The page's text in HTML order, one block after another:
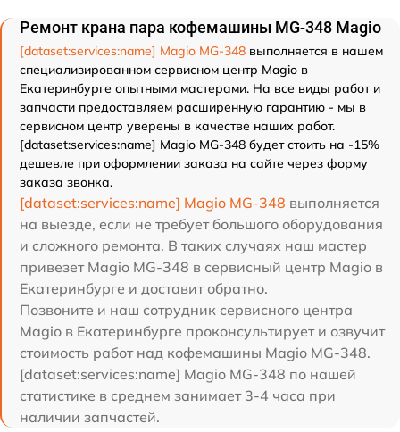
Ремонт крана пара кофемашины MG-348 Magio
[dataset:services:name] Magio MG-348 выполняется в нашем
специализированном сервисном центр Magio в
Екатеринбурге опытными мастерами. На все виды работ и
запчасти предоставляем расширенную гарантию - мы в
сервисном центр уверены в качестве наших работ.
[dataset:services:name] Magio MG-348 будет стоить на -15%
дешевле при оформлении заказа на сайте через форму
заказа звонка.
[dataset:services:name] Magio MG-348 выполняется
на выезде, если не требует большого оборудования
и сложного ремонта. В таких случаях наш мастер
привезет Magio MG-348 в сервисный центр Magio в
Екатеринбурге и доставит обратно.
Позвоните и наш сотрудник сервисного центра
Magio в Екатеринбурге проконсультирует и озвучит
стоимость работ над кофемашины Magio MG-348.
[dataset:services:name] Magio MG-348 по нашей
статистике в среднем занимает 3-4 часа при
наличии запчастей.